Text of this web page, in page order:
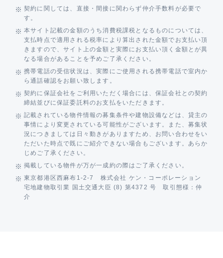
契約に関しては、直接・間接に関わらず仲介手数料が必要で
す。
本サイト記載の金額のうち消費税課税となるものについては、
支払時点で適用される税率により算出された金額でお支払い頂
きますので、サイト上の金額と実際にお支払い頂く金額とが異
なる場合があることを予めご了承ください。
携帯電話の受信状況は、実際にご使用される携帯電話で室内か
ら通話確認をお願い致します。
契約に保証会社をご利用いただく場合には、保証会社との契約
締結並びに保証委託料のお支払をいただきます。
記載されている物件情報の募集条件や建物設備などは、貸主の
事情により変更されている可能性がございます。また、募集状
況につきましては日々動きがありますため、お問い合わせをい
ただいた時点で既にご紹介できない場合もございます。あらか
じめご了承ください。
掲載している物件が万が一成約の際はご了承ください。
東京都港区西麻布1-2-7 株式会社 ケン・コーポレーション
宅地建物取引業 国土交通大臣 (8) 第4372 号 取引態様：仲
介